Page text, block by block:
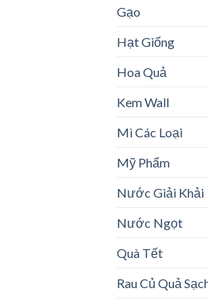
Gạo
Hạt Giống
Hoa Quả
Kem Wall
Mì Các Loại
Mỹ Phẩm
Nước Giải Khải
Nước Ngọt
Quà Tết
Rau Củ Quả
Add to
wishlist